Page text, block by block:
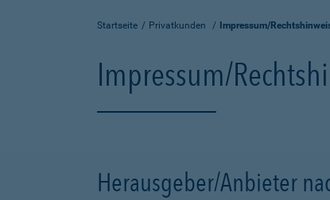
Startseite Privatkunden Impressum/
Impressum/
Herausgeber/Anbieter